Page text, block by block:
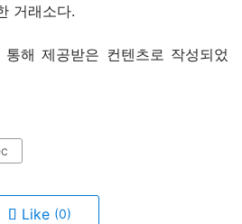
거래소다.
해 제공받은 컨텐츠로 작성되었
Like (0)